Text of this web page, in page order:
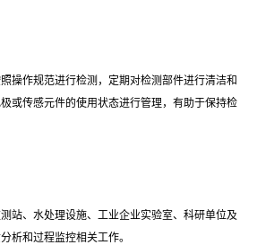
操作规范进行检测，定期对检测部件进行清洁和
或传感元件的使用状态进行管理，有助于保持检
站、水处理设施、工业企业实验室、科研单位及
析和过程监控相关工作。